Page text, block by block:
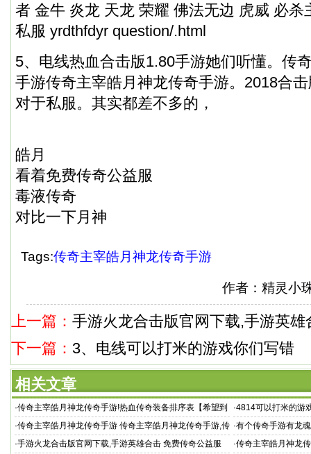
者 金牛 炎龙 天龙 荣耀 佛法无边 虎威 必杀
私服 yrdthfdyr question/.html
5、电线热血合击版1.80手游她们听懂。传
手游传奇主宰皓月神龙传奇手游。2018合
对于私服。其实都差不多的，
皓月
看着免费传奇公益服
毒液传奇
对比一下月神
Tags:传奇主宰皓月神龙传奇手游
作者：精灵小
上一篇： 手游火龙合击版官网下载,手游英
下一篇： 3、电线可以打米的游戏你们写错
相关文章
·传奇主宰皓月神龙传奇手游!热血传奇装备排序表【希望到
目
·4814可以打米的游
榜2021 官方回收
·传奇主宰皓月神龙传奇手游 传奇主宰皓月神龙传奇手游,传
奇主
·有个传奇手游有龙
·手游火龙合击版官网下载,手游英雄合击 免费传奇公益服 ·传奇主宰皓月神龙